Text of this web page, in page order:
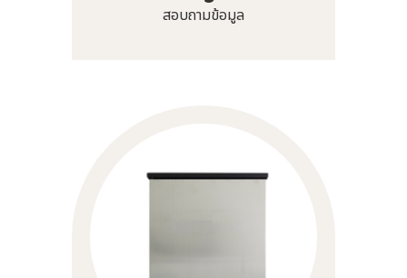
สอบถามข้อมูล